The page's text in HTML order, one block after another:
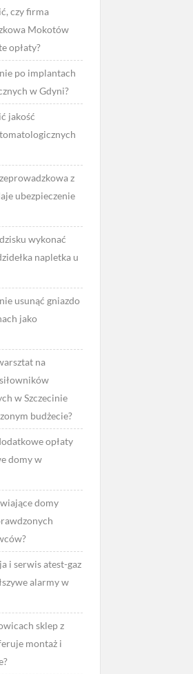
czy firma
Mokotów
opłaty?
po implantach
w Gdyni?
jakość
z
ubezpieczenie
wykonać
napletka u
usunąć gniazdo
jako
na
w Szczecinie
budżecie?
opłaty
domy w
domy
i serwis atest-gaz
alarmy w
sklep z
montaż i